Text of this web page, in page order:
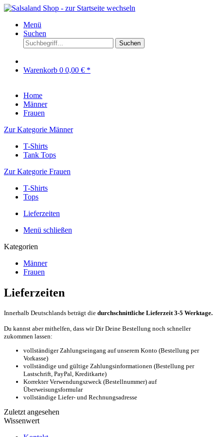
Menü
Suchen
Suchen
Warenkorb 0 0,00 € *
Home
Männer
Frauen
Zur Kategorie Männer
T-Shirts
Tank Tops
Zur Kategorie Frauen
T-Shirts
Tops
Lieferzeiten
Menü schließen
Kategorien
Männer
Frauen
Lieferzeiten
Innerhalb Deutschlands beträgt die durchschnittliche Lieferzeit 3-5 Werktage.
Du kannst aber mithelfen, dass wir Dir Deine Bestellung noch schneller
zukommen lassen:
vollständiger Zahlungseingang auf unserem Konto (Bestellung per
Vorkasse)
vollständige und gültige Zahlungsinformationen (Bestellung per
Lastschrift, PayPal, Kreditkarte)
Korrekter Verwendungszweck (Bestellnummer) auf
Überweisungsformular
vollständige Liefer- und Rechnungsadresse
Zuletzt angesehen
Wissenwert